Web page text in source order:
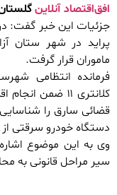
افق‌اقتصاد آنلاین
جزئیات این خبر گفت:
پراید در شهر ستان
ماموران قرار گرفت.
فرمانده انتظامی
کلانتری ۱۱
قضائی سارق را
دستگاه خودرو سرقتی
وی به این موضوع
سیر مراحل قانونی به